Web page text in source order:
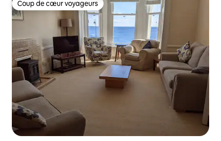
Coup de cœur voyageurs
Coup de cœur voyageurs